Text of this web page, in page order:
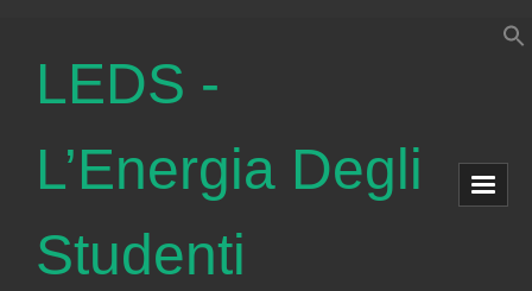
LEDS -
L’Energia Degli
Studenti